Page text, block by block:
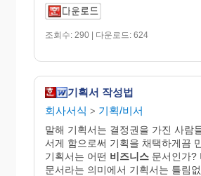
조회수: 290 | 다운로드: 624
기획서 작성법
회사서식 > 기획/비서
말해 기획서는 결정권을 가진 사람
서게 함으로써 기획을 채택하게끔
기획서는 어떤 비즈니스 문서인가?
문서라는 의미에서 기획서는 틀림